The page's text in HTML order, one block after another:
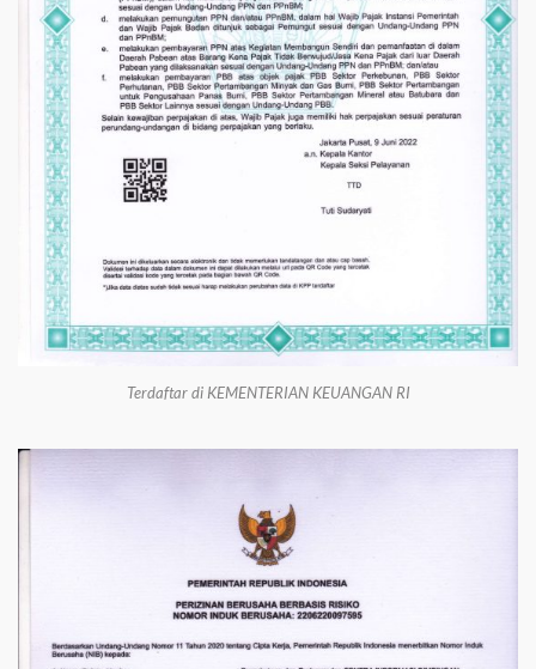
Terdaftar di KEMENTERIAN KEUANGAN RI